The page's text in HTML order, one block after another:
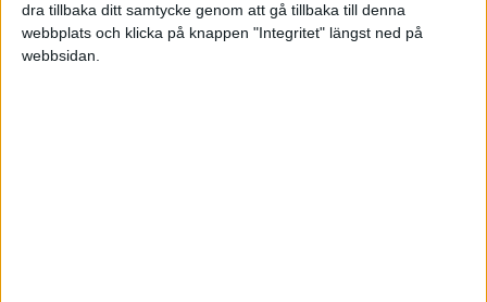
dra tillbaka ditt samtycke genom att gå tillbaka till denna
webbplats och klicka på knappen "Integritet" längst ned på
webbsidan.
I ett gammalt ålderdomshemi den småländska byn
Gårdveda arbetar sedan några år en av det brittiska
hovets hantverksmästare. Dit flyttade engelsmannen